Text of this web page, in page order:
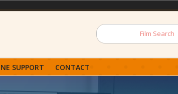
SUPPORT CONTACT